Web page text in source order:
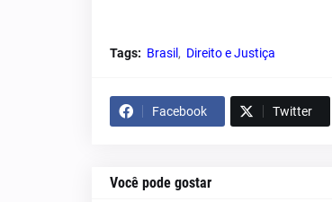
Tags: Brasil Direito e Justiça
Facebook Twitter
Você pode gostar